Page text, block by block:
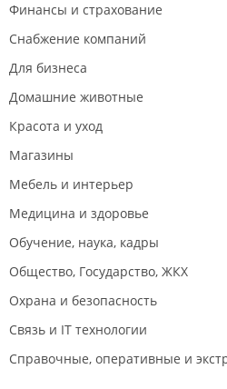
Финансы и страхование
Снабжение компаний
Для бизнеса
Домашние животные
Красота и уход
Магазины
Мебель и интерьер
Медицина и здоровье
Обучение, наука, кадры
Общество, Государство, ЖКХ
Охрана и безопасность
Связь и IT технологии
Справочные, оперативные и